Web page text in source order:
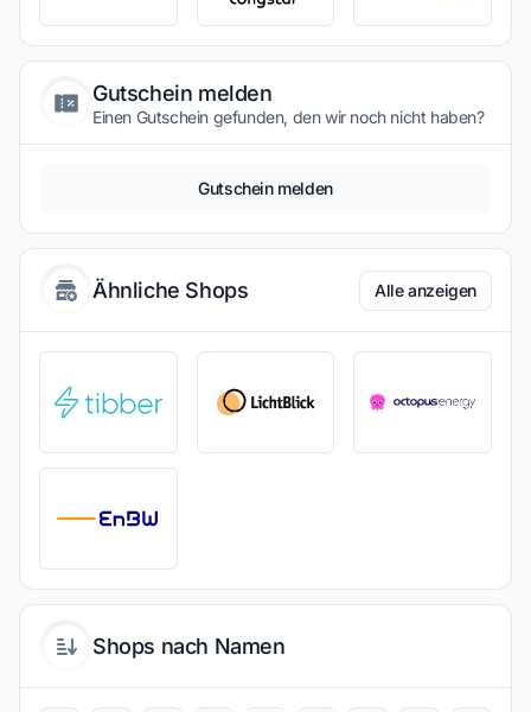
Gutschein melden
Einen Gutschein gefunden, den wir noch nicht haben?
Gutschein melden
Ähnliche Shops Alle anzeigen
Shops nach Namen